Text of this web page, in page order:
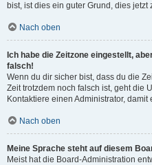
bist, ist dies ein guter Grund, dies jetzt
Nach oben
Ich habe die Zeitzone eingestellt,
falsch!
Wenn du dir sicher bist, dass du die
Zeit trotzdem noch falsch ist, geht die
Kontaktiere einen Administrator,
Nach oben
Meine Sprache steht auf diesem
Meist hat die Board-Administration